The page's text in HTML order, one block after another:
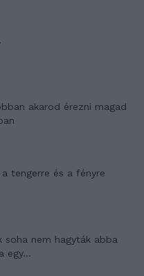
akarod érezni magad
tengerre és a fényre
soha nem hagyták abba
egy...